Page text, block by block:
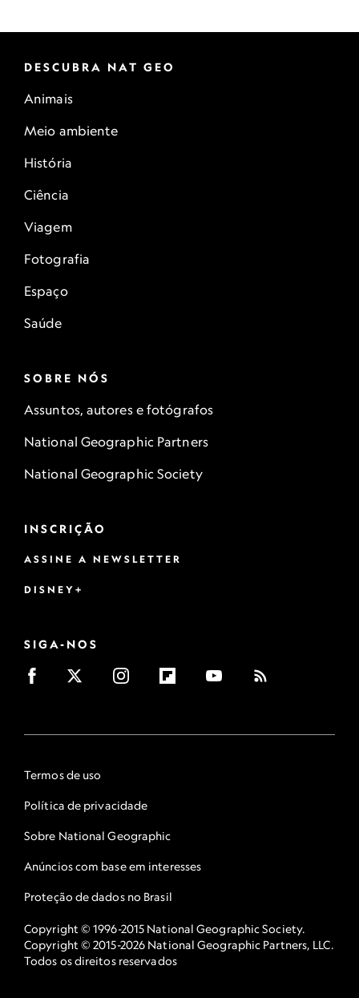
DESCUBRA NAT GEO
Animais
Meio ambiente
História
Ciência
Viagem
Fotografia
Espaço
Saúde
SOBRE NÓS
Assuntos, autores e fotógrafos
National Geographic Partners
National Geographic Society
INSCRIÇÃO
ASSINE A NEWSLETTER
DISNEY+
SIGA-NOS
Termos de uso
Política de privacidade
Sobre National Geographic
Anúncios com base em interesses
Proteção de dados no Brasil
Copyright © 1996-2015 National Geographic Society.
Copyright © 2015-2026 National Geographic Partners, LLC.
Todos os direitos reservados